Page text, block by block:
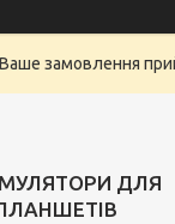
Ваше замовлення
ДЛЯ